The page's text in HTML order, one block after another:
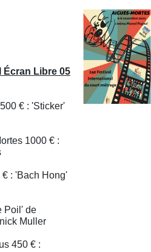
Écran Libre 05
€ : 'Sticker'
1000 € :
€ : 'Bach Hong'
Poil' de
Muller
450 € :